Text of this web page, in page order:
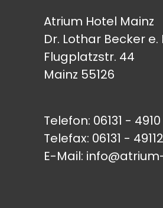
Atrium Hotel Mainz
Dr. Lothar Becker e.
Flugplatzstr. 44
Mainz 55126
Telefon: 06131 - 4910
Telefax: 06131 -
E-Mail: